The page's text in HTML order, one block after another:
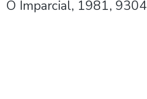
Digital
O Imparcial, 1981, 9304